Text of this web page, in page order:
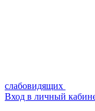
слабовидящих
Вход в личный